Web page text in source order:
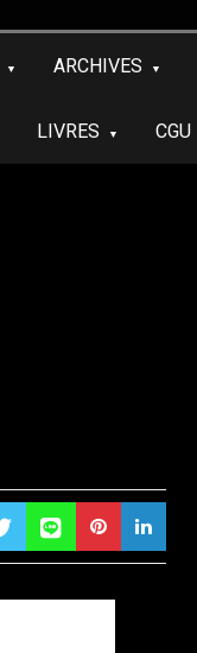
ARCHIVES
LIVRES CGU